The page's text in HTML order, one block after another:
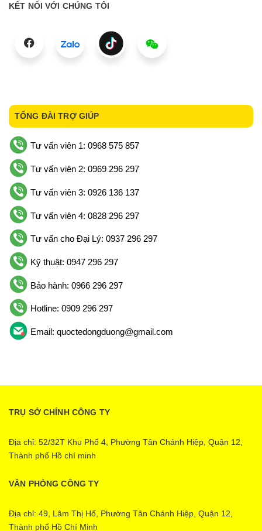
KẾT NỐI VỚI CHÚNG TÔI
TỔNG ĐÀI TRỢ GIÚP
Tư vấn viên 1: 0968 575 857
Tư vấn viên 2: 0969 296 297
Tư vấn viên 3: 0926 136 137
Tư vấn viên 4: 0828 296 297
Tư vấn cho Đại Lý: 0937 296 297
Kỹ thuật: 0947 296 297
Bảo hành: 0966 296 297
Hotline: 0909 296 297
Email: quoctedongduong@gmail.com
TRỤ SỞ CHÍNH CÔNG TY
Địa chỉ: 52/32T Khu Phố 4, Phường Tân Chánh Hiệp, Quận 12,
Thành phố Hồ chí minh
VĂN PHÒNG CÔNG TY
Địa chỉ: 49, Lâm Thị Hố, Phường Tân Chánh Hiệp, Quận 12,
Thành phố Hồ Chí Minh